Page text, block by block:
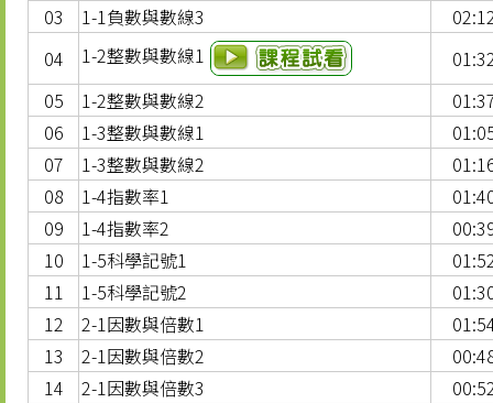
03
1-1負數與數線3
04
1-2整數與數線1
05
1-2整數與數線2
06
1-3整數與數線1
07
1-3整數與數線2
08
1-4指數率1
09
1-4指數率2
10
1-5科學記號1
11
1-5科學記號2
12
2-1因數與倍數1
13
2-1因數與倍數2
14
2-1因數與倍數3